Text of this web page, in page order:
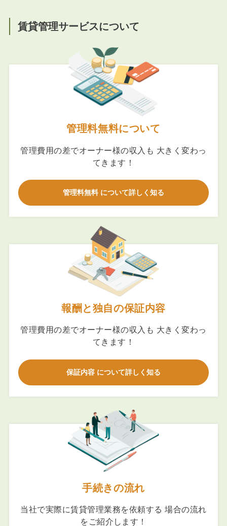
賃貸管理サービスについて
管理料無料について
管理費用の差でオーナー様の収入も 大きく変わっ
てきます！
管理料無料 について詳しく知る
報酬と独自の保証内容
管理費用の差でオーナー様の収入も 大きく変わっ
てきます！
保証内容 について詳しく知る
手続きの流れ
当社で実際に賃貸管理業務を依頼する 場合の流れ
をご紹介します！